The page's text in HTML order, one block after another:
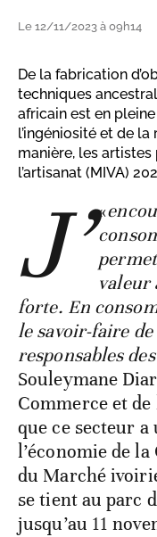
Le 12/11/2023 à 09h14
De la fabrication
techniques
africain est en
l’ingéniosité et de
manière, les
l’artisanat (MIVA)
«
J’ valeur
forte. En
le savoir-faire
responsables
Souleymane
Commerce et
que ce secteur
l’économie de la
du Marché
se tient au parc
jusqu’au 11